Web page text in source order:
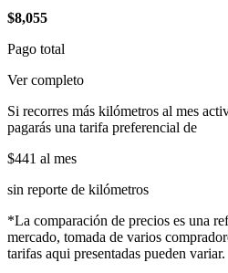
$8,055
Pago total
Ver completo
Si recorres más kilómetros al mes
pagarás una tarifa preferencial de
$441 al mes
sin reporte de kilómetros
*La comparación de precios es una
mercado, tomada de varios
tarifas aqui presentadas pueden variar.